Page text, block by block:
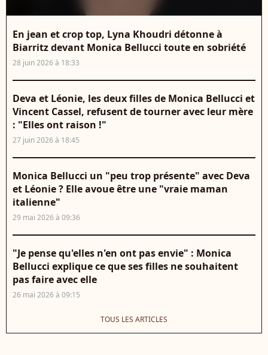
En jean et crop top, Lyna Khoudri détonne à
Biarritz devant Monica Bellucci toute en sobriété
28 juin 2026 à 18:33
Deva et Léonie, les deux filles de Monica Bellucci et
Vincent Cassel, refusent de tourner avec leur mère
: "Elles ont raison !"
27 juin 2026 à 18:45
Monica Bellucci un "peu trop présente" avec Deva
et Léonie ? Elle avoue être une "vraie maman
italienne"
29 mai 2026 à 09:36
"Je pense qu'elles n'en ont pas envie" : Monica
Bellucci explique ce que ses filles ne souhaitent
pas faire avec elle
26 mai 2026 à 09:15
TOUS LES ARTICLES